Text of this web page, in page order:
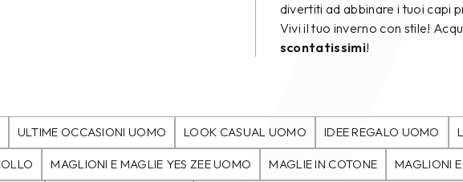
divertiti ad abbinare i tuoi capi
Vivi il tuo inverno con stile!
scontatissimi!
ULTIME OCCASIONI UOMO LOOK CASUAL UOMO IDEE REGALO UOMO
MAGLIONI E MAGLIE YES ZEE UOMO MAGLIE IN COTONE MAGLIONI